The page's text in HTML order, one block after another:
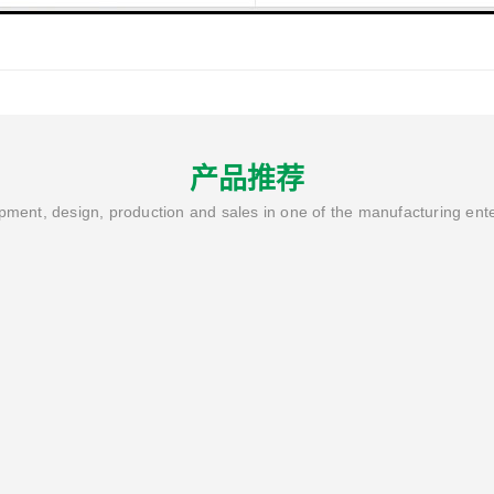
产品推荐
design, production and sales in one of the manufacturing